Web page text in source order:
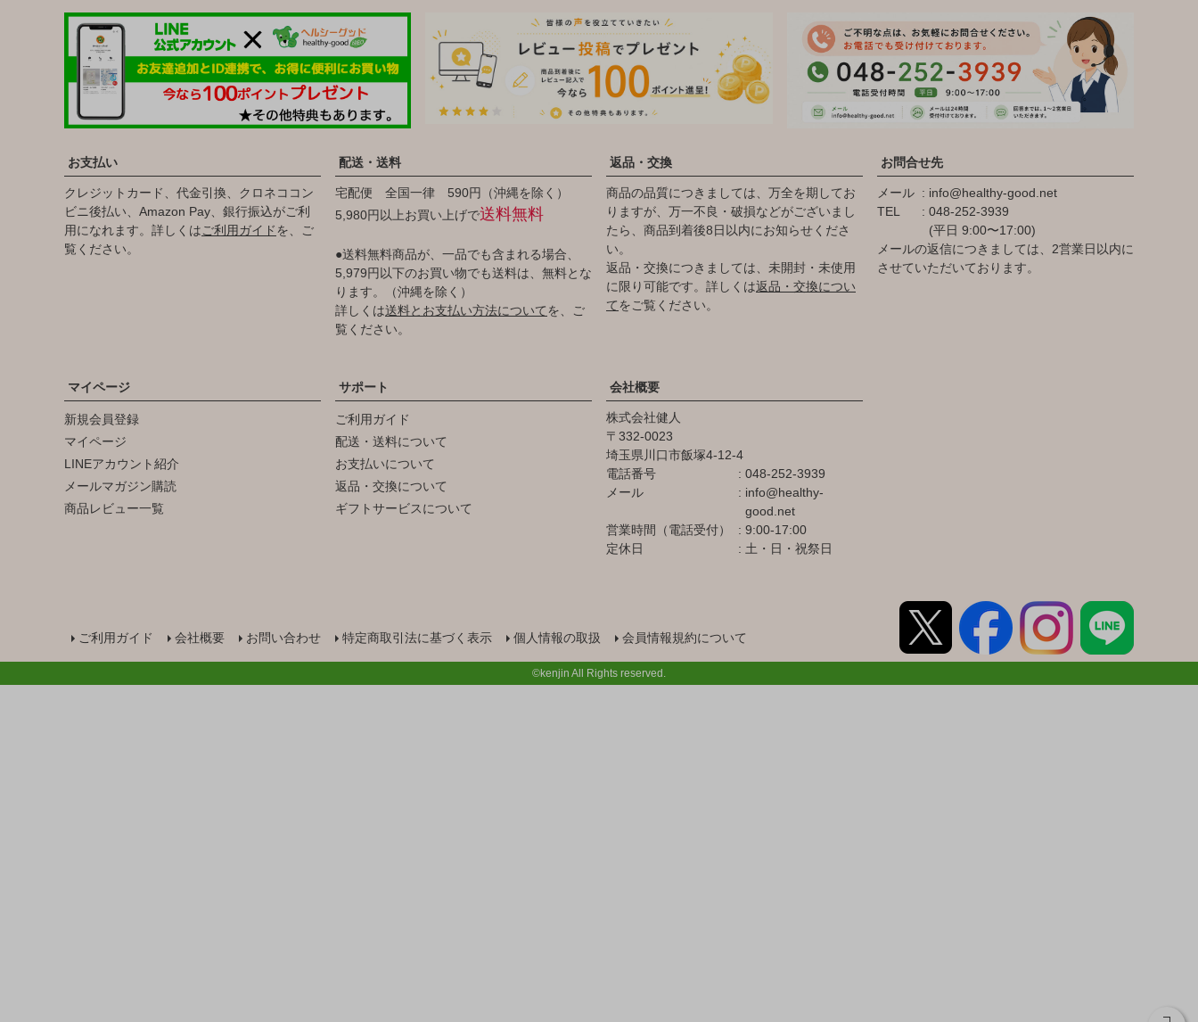
お支払い
クレジットカード、代金引換、クロネココン
ビニ後払い、Amazon Pay、銀行振込がご利
用になれます。詳しくはご利用ガイドを、ご
覧ください。
配送・送料
宅配便 全国一律 590円（沖縄を除く）
5,980円以上お買い上げで送料無料
●送料無料商品が、一品でも含まれる場合、
5,979円以下のお買い物でも送料は、無料とな
ります。（沖縄を除く）
詳しくは送料とお支払い方法についてを、ご
覧ください。
返品・交換
商品の品質につきましては、万全を期してお
りますが、万一不良・破損などがございまし
たら、商品到着後8日以内にお知らせくださ
い。
返品・交換につきましては、未開封・未使用
に限り可能です。詳しくは返品・交換につい
てをご覧ください。
お問合せ先
メール
info@healthy-good.net
TEL
048-252-3939
(平日 9:00〜17:00)
メールの返信につきましては、2営業日以内に
させていただいております。
マイページ
新規会員登録
マイページ
LINEアカウント紹介
メールマガジン購読
商品レビュー一覧
サポート
ご利用ガイド
配送・送料について
お支払いについて
返品・交換について
ギフトサービスについて
会社概要
株式会社健人
332-0023
埼玉県川口市飯塚4-12-4
電話番号
048-252-3939
メール
info@healthy-
good.net
営業時間（電話受付）
9:00-17:00
定休日
土・日・祝祭日
ご利用ガイド 会社概要 お問い合わせ 特定商取引法に基づく表示 個人情報の取扱 会員情報規約について
©kenjin All Rights reserved.